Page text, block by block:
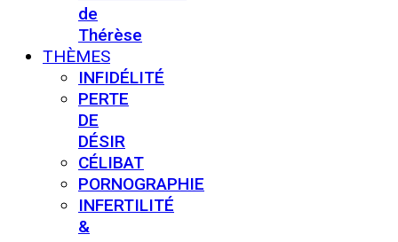
de
Thérèse
THÈMES
INFIDÉLITÉ
PERTE
DE
DÉSIR
CÉLIBAT
PORNOGRAPHIE
INFERTILITÉ
&